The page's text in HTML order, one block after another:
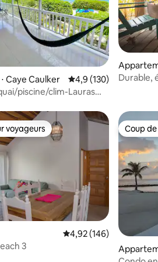
Caye Caulker Évaluation moyenne
4,9 (130)
piscine/clim-Lauras
r
Durable,
voyageurs
voyageurs
Évaluation moyenne
4,92 (146)
3
Coup
Coup